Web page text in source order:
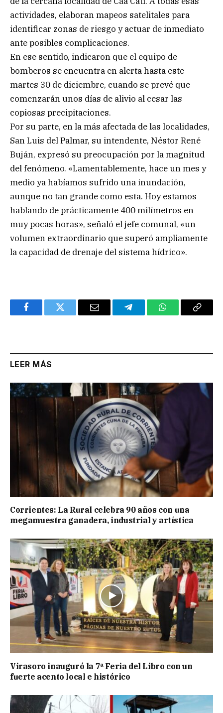
actividades, elaboran mapeos satelitales para
identificar zonas de riesgo y actuar de inmediato
ante posibles complicaciones.
En ese sentido, indicaron que el equipo de
bomberos se encuentra en alerta hasta este
martes 30 de diciembre, cuando se prevé que
comenzarán unos días de alivio al cesar las
copiosas precipitaciones.
Por su parte, en la más afectada de las localidades,
San Luis del Palmar, su intendente, Néstor René
Buján, expresó su preocupación por la magnitud
del fenómeno. «Lamentablemente, hace un mes y
medio ya habíamos sufrido una inundación,
aunque no tan grande como esta. Hoy estamos
hablando de prácticamente 400 milímetros en
muy pocas horas», señaló el jefe comunal, «un
volumen extraordinario que superó ampliamente
la capacidad de drenaje del sistema hídrico».
FacebookTwitter Email TelegramWhatsAppCopy
LEER MÁS
Corrientes: La Rural celebra 90 años con una
megamuestra ganadera, industrial y artística
Virasoro inauguró la 7ª Feria del Libro con un
fuerte acento local e histórico